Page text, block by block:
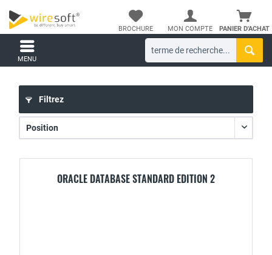
PANIER D'ACHAT
BROCHURE MON COMPTE
MENU
Filtrez
ORACLE DATABASE STANDARD EDITION 2